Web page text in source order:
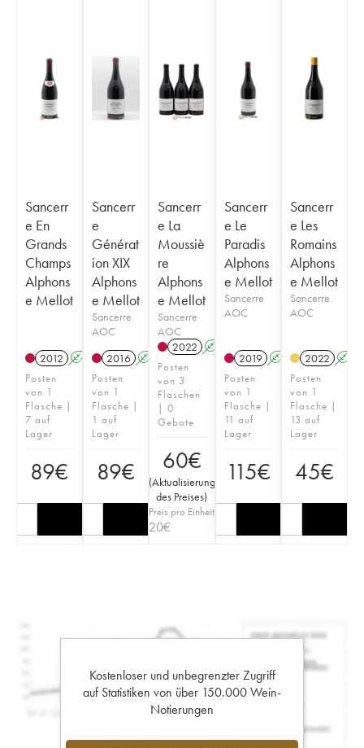
Sancerr
e En
Grands
Champs
Alphons
e Mellot
2012 A
Posten
von 1
Flasche |
7 auf
Lager
89€
Sancerr
e
Générat
ion XIX
Alphons
e Mellot
Sancerre
AOC
2016 A
Posten
von 1
Flasche |
1 auf
Lager
89€
Sancerr
e La
Moussiè
re
Alphons
e Mellot
Sancerre
AOC
2022 A
Posten
von 3
Flaschen
| 0
Gebote
60€
(Aktualisierung
des Preises)
Preis pro Einheit
20€
Sancerr
e Le
Paradis
Alphons
e Mellot
Sancerre
AOC
2019 A
Posten
von 1
Flasche |
11 auf
Lager
115€
Sancerr
e Les
Romains
Alphons
e Mellot
Sancerre
AOC
2022 A
Posten
von 1
Flasche |
13 auf
Lager
45€
Kostenloser und unbegrenzter Zugriff
auf Statistiken von über 150.000 Wein-
Notierungen